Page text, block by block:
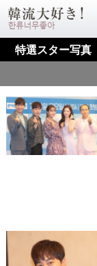
特選スター写真